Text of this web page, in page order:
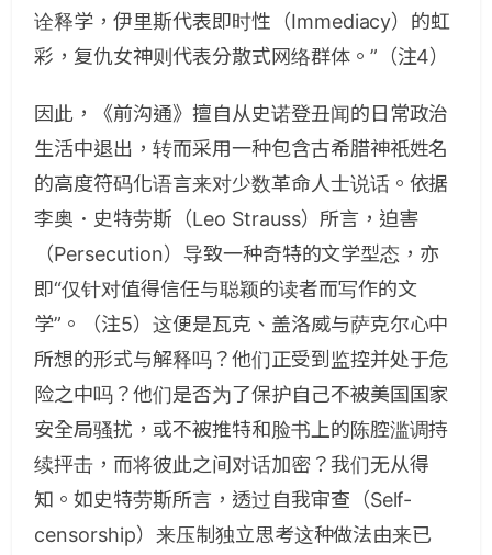
诠释学，伊里斯代表即时性（Immediacy）的虹
彩，复仇女神则代表分散式网络群体。” （注4）
因此，《前沟通》擅自从史诺登丑闻的日常政治
生活中退出，转而采用一种包含古希腊神祇姓名
的高度符码化语言来对少数革命人士说话。依据
李奥．史特劳斯（Leo Strauss）所言，迫害
（Persecution）导致一种奇特的文学型态，亦
即“仅针对值得信任与聪颖的读者而写作的文
学”。
（注5） 这便是瓦克、盖洛威与萨克尔心中
所想的形式与解释吗？他们正受到监控并处于危
险之中吗？他们是否为了保护自己不被美国国家
安全局骚扰，或不被推特和脸书上的陈腔滥调持
续抨击，而将彼此之间对话加密？我们无从得
知。如史特劳斯所言，透过自我审查（Self-
censorship）来压制独立思考这种做法由来已